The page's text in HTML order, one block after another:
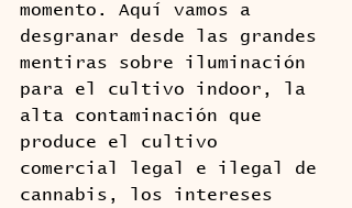
momento. Aquí vamos a
desgranar desde las grandes
mentiras sobre iluminación
para el cultivo indoor, la
alta contaminación que
produce el cultivo
comercial legal e ilegal de
cannabis, los intereses